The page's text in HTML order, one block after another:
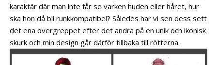
karaktär där man inte får se varken huden eller håret, hur
ska hon då bli runkkompatibel? Således har vi sen dess sett
det ena övergreppet efter det andra på en unik och ikonisk
skurk och min design går därför tillbaka till rötterna.